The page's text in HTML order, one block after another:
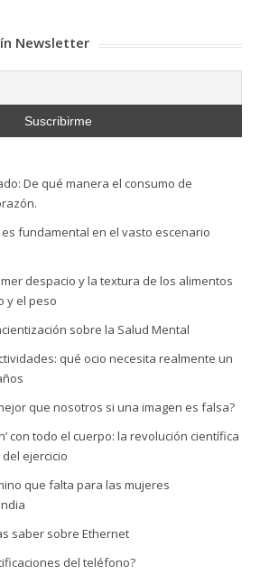
Newsletter
De qué manera el consumo de
fundamental en el vasto escenario
despacio y la textura de los alimentos
y el peso
sobre la Salud Mental
qué ocio necesita realmente un
que nosotros si una imagen es falsa?
con todo el cuerpo: la revolución científica
ejercicio
que falta para las mujeres
saber sobre Ethernet
del teléfono?